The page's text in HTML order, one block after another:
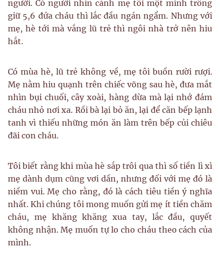
người. Có người nhìn cảnh mẹ tôi một mình trông
giữ 5,6 đứa cháu thì lắc đầu ngán ngẩm. Nhưng với
mẹ, hè tới mà vắng lũ trẻ thì ngôi nhà trở nên hiu
hắt.
Có mùa hè, lũ trẻ không về, mẹ tôi buồn rười rượi.
Mẹ nằm hiu quạnh trên chiếc võng sau hè, đưa mắt
nhìn bụi chuối, cây xoài, hàng dừa mà lại nhớ đám
cháu nhỏ nơi xa. Rồi bà lại bỏ ăn, lại để căn bếp lạnh
tanh vì thiếu những món ăn làm trên bếp củi chiêu
đãi con cháu.
Tôi biết rằng khi mùa hè sắp trôi qua thì số tiền lì xì
mẹ dành dụm cũng vơi dần, nhưng đối với mẹ đó là
niềm vui. Mẹ cho rằng, đó là cách tiêu tiền ý nghĩa
nhất. Khi chúng tôi mong muốn gửi mẹ ít tiền chăm
cháu, mẹ khăng khăng xua tay, lắc đầu, quyết
không nhận. Mẹ muốn tự lo cho cháu theo cách của
mình.